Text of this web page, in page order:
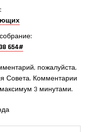
654#
пожалуйста,
Совета. Комментарии
3 минутами.